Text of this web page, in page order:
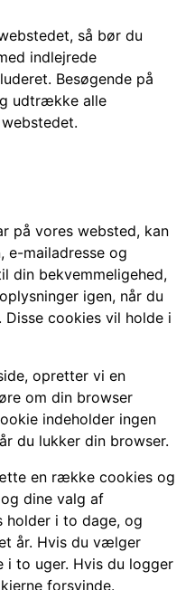
så bør du
indlejrede
Besøgende på
udtrække alle
på vores websted, kan
e-mailadresse og
din bekvemmeligehed,
igen, når du
Disse cookies vil holde i
opretter vi en
om din browser
indeholder ingen
du lukker din browser.
en række cookies og
dine valg af
holder i to dage, og
år. Hvis du vælger
i to uger. Hvis du logger
forsvinde.